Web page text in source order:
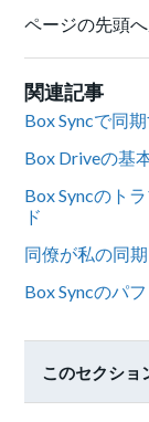
ページの先頭
関連記事
Box Syncで同
Box Driveの基
Box Syncのト
ド
同僚が私の同
Box Syncのパ
このセクショ